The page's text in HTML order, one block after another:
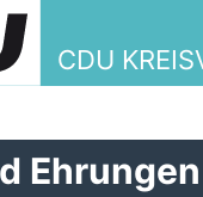
CDU
Ehrungen